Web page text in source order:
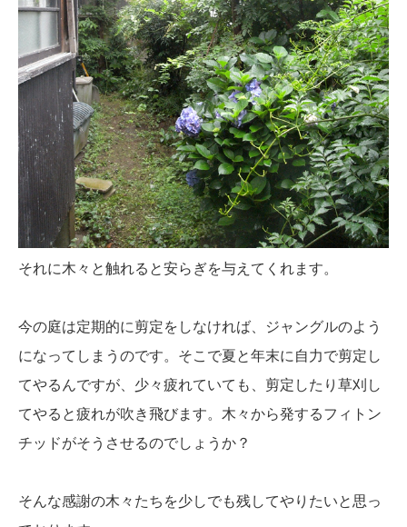
それに木々と触れると安らぎを与えてくれます。
今の庭は定期的に剪定をしなければ、ジャングルのよう
になってしまうのです。そこで夏と年末に自力で剪定し
てやるんですが、少々疲れていても、剪定したり草刈し
てやると疲れが吹き飛びます。木々から発するフィトン
チッドがそうさせるのでしょうか？
そんな感謝の木々たちを少しでも残してやりたいと思っ